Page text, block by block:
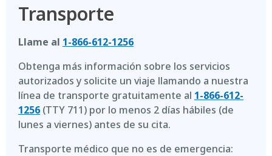
Transporte
Llame al 1-866-612-1256
Obtenga más información sobre los servicios
autorizados y solicite un viaje llamando a nuestra
línea de transporte gratuitamente al 1-866-612-
1256 (TTY 711) por lo menos 2 días hábiles (de
lunes a viernes) antes de su cita.
Transporte médico que no es de emergencia: